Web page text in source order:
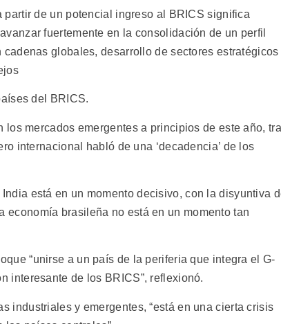
de un potencial ingreso al BRICS significa
fuertemente en la consolidación de un perfil
globales, desarrollo de sectores estratégicos
del BRICS.
mercados emergentes a principios de este año,
internacional habló de una ‘decadencia’ de los
está en un momento decisivo, con la disyuntiva
brasileña no está en un momento tan
“unirse a un país de la periferia que integra el G-
interesante de los BRICS”, reflexionó.
industriales y emergentes, “está en una cierta crisis